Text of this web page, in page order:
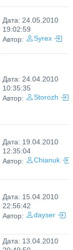
Дата: 24.05.2010
19:02:59
Автор:
Syrex
Дата: 24.04.2010
10:35:35
Автор:
Storozh
Дата: 19.04.2010
12:35:04
Автор:
Chianuk
Дата: 15.04.2010
22:56:42
Автор:
dayser
Дата: 13.04.2010